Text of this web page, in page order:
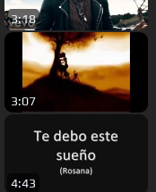
3:18
3:07
4:43